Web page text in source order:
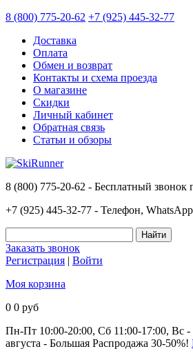
8 (800) 775-20-62 +7 (925) 445-32-77
Доставка
Оплата
Обмен и возврат
Контакты и схема проезда
О магазине
Скидки
Личный кабинет
Обратная связь
Статьи и обзоры
8 (800) 775-20-62 - Бесплатный звонок
+7 (925) 445-32-77 - Телефон,
Заказать звонок
Регистрация | Войти
Моя корзина
0 0 руб
Пн-Пт 10:00-20:00, Сб 11:00-17:00, Вс
августа - Большая Распродажа 30-50%!